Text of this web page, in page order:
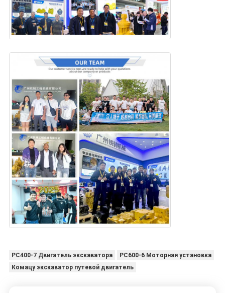
PC400-7 Двигатель экскаватора
PC600-6 Моторная установка
Комацу экскаватор путевой двигатель